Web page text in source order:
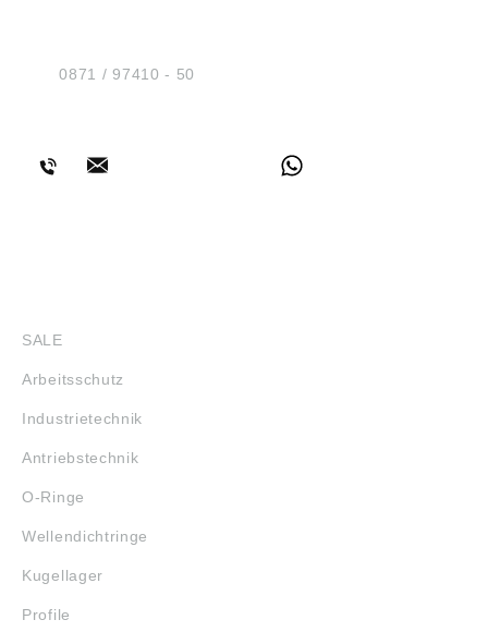
Tel.:0871 / 97410 - 50
SALE
Arbeitsschutz
Industrietechnik
Antriebstechnik
O-Ringe
Wellendichtringe
Kugellager
Profile